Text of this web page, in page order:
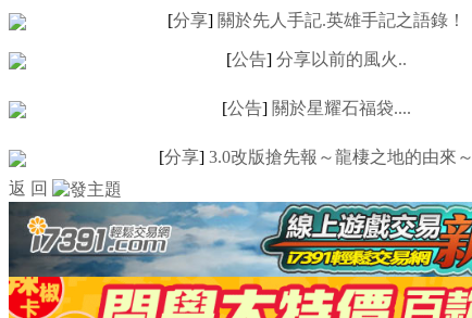
[分享] 關於先人手記.英雄手記之語錄！
[公告] 分享以前的風火..
[公告] 關於星耀石福袋....
[分享] 3.0改版搶先報～龍棲之地的由來～
返 回